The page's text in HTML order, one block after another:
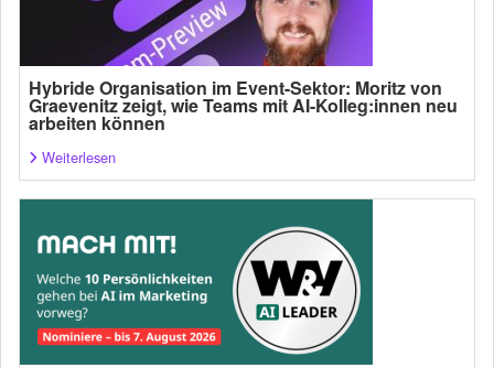
Hybride Organisation im Event-Sektor: Moritz von
Graevenitz zeigt, wie Teams mit AI-Kolleg:innen neu
arbeiten können
Weiterlesen